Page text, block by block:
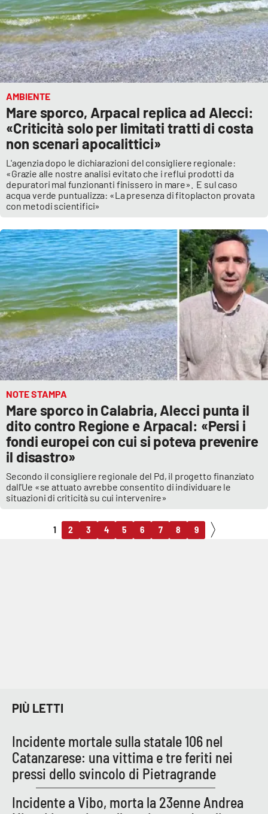
AMBIENTE
Mare sporco, Arpacal replica ad Alecci:
«Criticità solo per limitati tratti di costa
non scenari apocalittici»
L'agenzia dopo le dichiarazioni del consigliere regionale:
«Grazie alle nostre analisi evitato che i reflui prodotti da
depuratori mal funzionanti finissero in mare». E sul caso
acqua verde puntualizza: «La presenza di fitoplacton provata
con metodi scientifici»
NOTE STAMPA
Mare sporco in Calabria, Alecci punta il
dito contro Regione e Arpacal: «Persi i
fondi europei con cui si poteva prevenire
il disastro»
Secondo il consigliere regionale del Pd, il progetto finanziato
dall'Ue «se attuato avrebbe consentito di individuare le
situazioni di criticità su cui intervenire»
1 2 3 4 5 6 7 8 9
PIÙ LETTI
Incidente mortale sulla statale 106 nel
Catanzarese: una vittima e tre feriti nei
pressi dello svincolo di Pietragrande
Incidente a Vibo, morta la 23enne Andrea